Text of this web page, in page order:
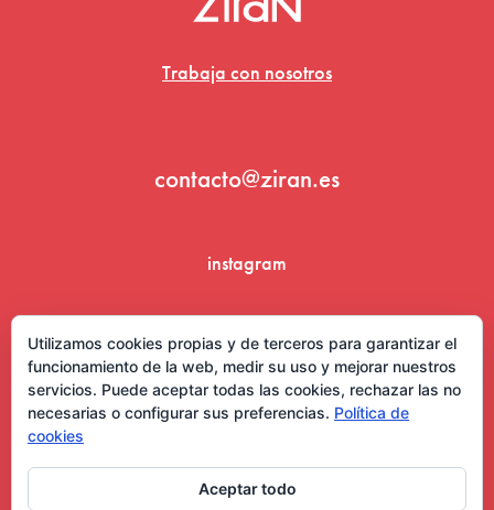
Trabaja con nosotros
contacto@ziran.es
instagram
Utilizamos cookies propias y de terceros para garantizar el
funcionamiento de la web, medir su uso y mejorar nuestros
servicios. Puede aceptar todas las cookies, rechazar las no
necesarias o configurar sus preferencias. Política de
cookies
Aceptar todo